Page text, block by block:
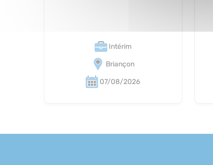
Intérim
Briançon
07/08/2026